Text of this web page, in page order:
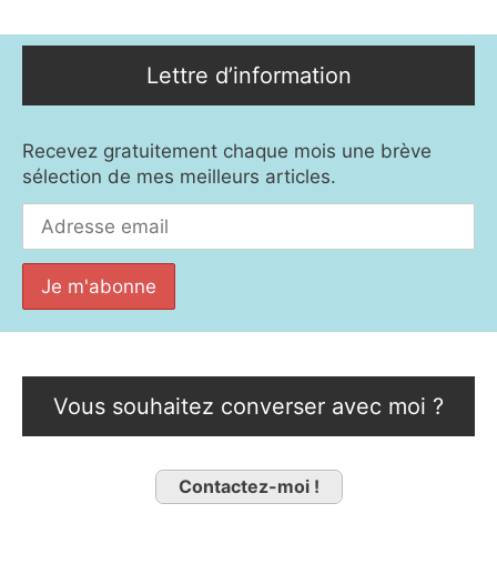
Lettre d’information
Recevez gratuitement chaque mois une brève
sélection de mes meilleurs articles.
Vous souhaitez converser avec moi ?
Contactez-moi !